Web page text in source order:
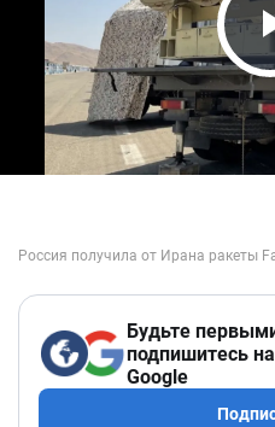
Будьте
подпишитесь
Google